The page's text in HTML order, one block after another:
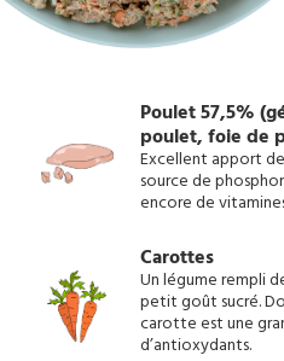
Poulet 57,5%
poulet, foie de
Excellent apport
source de
encore de
Carottes
Un légume rempli
petit goût sucré.
carotte est une
d’antioxydants.